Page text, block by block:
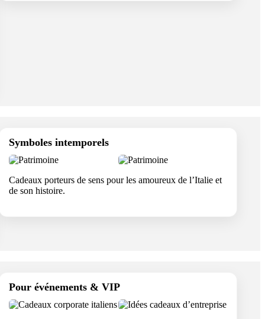
Symboles intemporels
Cadeaux porteurs de sens pour les amoureux de l’Italie et
de son histoire.
Pour événements & VIP